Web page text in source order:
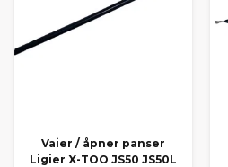
Vaier / åpner panser
Ligier X-TOO JS50 JS50L